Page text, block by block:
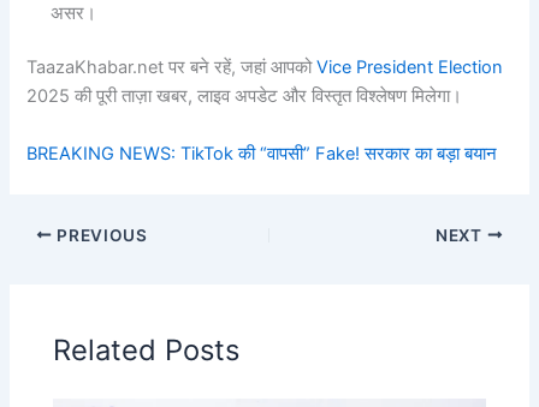
असर।
TaazaKhabar.net पर बने रहें, जहां आपकोVice President Election
2025 की पूरी ताज़ा खबर, लाइव अपडेट और विस्तृत विश्लेषण मिलेगा।
BREAKING NEWS: TikTok की “वापसी” Fake! सरकार का बड़ा बयान
PREVIOUS NEXT
Related Posts